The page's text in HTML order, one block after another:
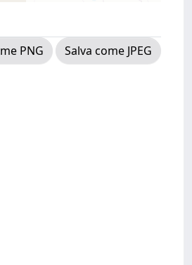
PNG
Salva come JPEG